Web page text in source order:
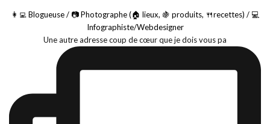
👩‍💻 Blogueuse / 📷 Photographe (🏠 lieux, 🍇 produits, 🍴recettes) / 💻
Infographiste/Webdesigner
Une autre adresse coup de cœur que je dois vous pa